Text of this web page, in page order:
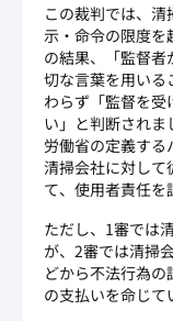
この裁判では、
示・命令の限度を
の結果、「監督
切な言葉を用いる
わらず「監督を
い」と判断され
労働省の定義する
清掃会社に対して
て、使用者責任を
ただし、1審では
が、2審では清掃
どから不法行為
の支払いを命じて